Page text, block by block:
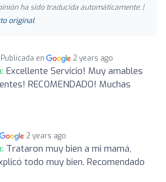
ha sido traducida automáticamente. |
original
Publicada en 2 years ago
Excellente Servicio! Muy amables
RECOMENDADO! Muchas
2 years ago
Trataron muy bien a mi mamá,
todo muy bien. Recomendado